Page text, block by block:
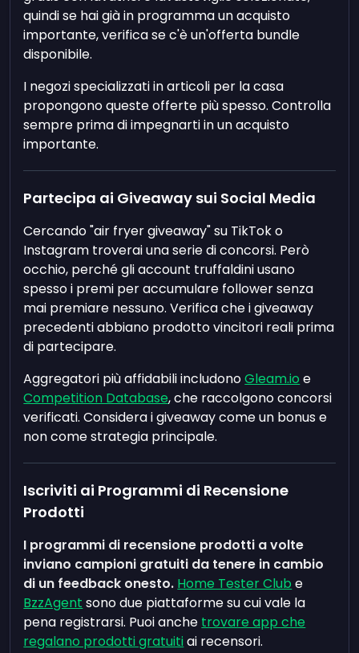
quindi se hai già in programma un acquisto
importante, verifica se c'è un'offerta bundle
disponibile.
I negozi specializzati in articoli per la casa
propongono queste offerte più spesso. Controlla
sempre prima di impegnarti in un acquisto
importante.
Partecipa ai Giveaway sui Social Media
Cercando "air fryer giveaway" su TikTok o
Instagram troverai una serie di concorsi. Però
occhio, perché gli account truffaldini usano
spesso i premi per accumulare follower senza
mai premiare nessuno. Verifica che i giveaway
precedenti abbiano prodotto vincitori reali prima
di partecipare.
Aggregatori più affidabili includonoGleam.io e
Competition Database, che raccolgono concorsi
verificati. Considera i giveaway come un bonus e
non come strategia principale.
Iscriviti ai Programmi di Recensione
Prodotti
I programmi di recensione prodotti a volte
inviano campioni gratuiti da tenere in cambio
di un feedback onesto. Home Tester Club e
BzzAgent sono due piattaforme su cui vale la
pena registrarsi. Puoi anche trovare app che
regalano prodotti gratuitiai recensori.